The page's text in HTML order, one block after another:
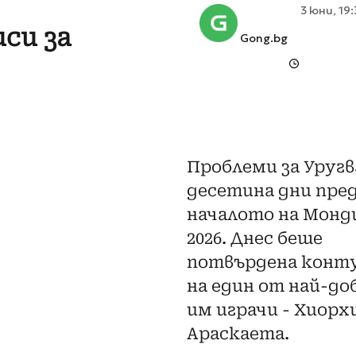
за
Gong.bg
3 юни,
Проблеми за
десетина дни
началото на
2026. Днес беше
потвърдена
на един от най-
им играчи -
Араскаета.